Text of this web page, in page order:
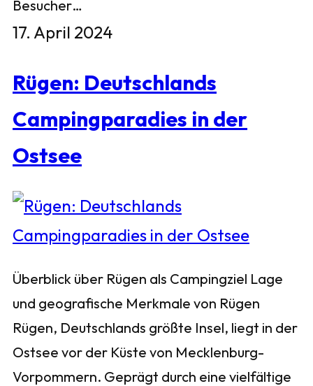
Besucher…
17. April 2024
Rügen: Deutschlands
Campingparadies in der
Ostsee
Überblick über Rügen als Campingziel Lage
und geografische Merkmale von Rügen
Rügen, Deutschlands größte Insel, liegt in der
Ostsee vor der Küste von Mecklenburg-
Vorpommern. Geprägt durch eine vielfältige